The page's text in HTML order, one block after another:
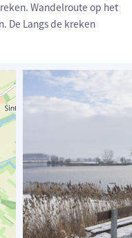
Wandelroute op het
De Langs de kreken